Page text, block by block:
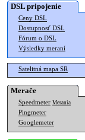
DSL pripojenie
Ceny DSL
Dostupnosť DSL
Fórum o DSL
Výsledky meraní
Satelitná mapa SR
Merače
Speedmeter Merania
Pingmeter
Googlemeter